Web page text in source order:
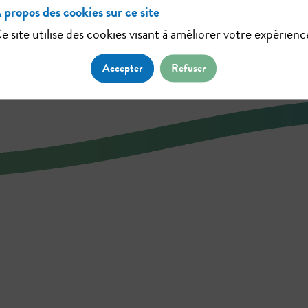
des cookies sur ce site
site utilise des cookies visant à améliorer votre
Accepter Refuser